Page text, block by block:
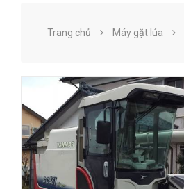
Trang chủ Máy gặt lúa